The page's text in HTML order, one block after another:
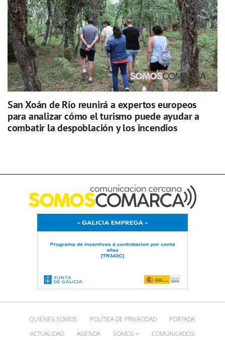
San Xoán de Río reunirá a expertos europeos
para analizar cómo el turismo puede ayudar a
combatir la despoblación y los incendios
QUIÉNES SOMOS POLÍTICA DE PRIVACIDAD
PORTADA
ACTUALIDAD
AGENDA SOMOS + COMUNICADOS